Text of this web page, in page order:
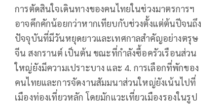
การตัดสินใจเดินทางของคนไทยในช่วงมาตรการฯ
อาจคึกคักน้อยกว่าหากเทียบกับช่วงตั้งแต่ต้นปีจนถึง
ปัจจุบันที่มีวันหยุดยาวและเทศกาลสำคัญอย่างตรุษ
จีน สงกรานต์ เป็นต้น ขณะที่กำลังซื้อครัวเรือนส่วน
ใหญ่ยังมีความเปราะบาง และ 4. การเลือกที่พักของ
คนไทยและการจัดงานสัมมนาส่วนใหญ่ยังเน้นไปที่
เมืองท่องเที่ยวหลัก โดยมักแวะเที่ยวเมืองรองในรูป